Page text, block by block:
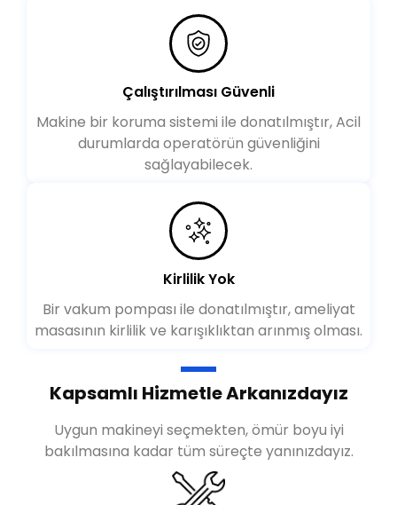
Çalıştırılması Güvenli
Makine bir koruma sistemi ile donatılmıştır, Acil
durumlarda operatörün güvenliğini
sağlayabilecek.
Kirlilik Yok
Bir vakum pompası ile donatılmıştır, ameliyat
masasının kirlilik ve karışıklıktan arınmış olması.
Kapsamlı Hizmetle Arkanızdayız
Uygun makineyi seçmekten, ömür boyu iyi
bakılmasına kadar tüm süreçte yanınızdayız.